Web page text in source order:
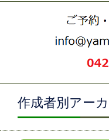
作成者別アー